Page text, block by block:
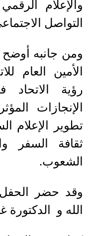
والإعلام
التواصل
ومن جانبه
الأمين العام
رؤية الاتحاد
الإنجازات
تطوير الإعلام
ثقافة السفر
الشعوب.
وقد حضر
الله و